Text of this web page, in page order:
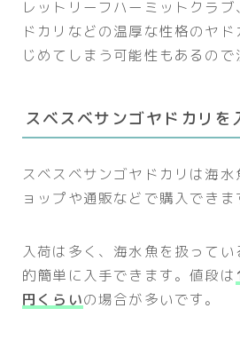
レットリーフハーミットクラ
ドカリなどの温厚な性格のヤ
じめてしまう可能性もあるので
スベスベサンゴヤドカリを
スベスベサンゴヤドカリは海
ョップや通販などで購入できま
入荷は多く、海水魚を扱って
的簡単に入手できます。値段は
円くらいの場合が多いです。